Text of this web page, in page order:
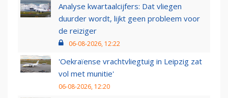
Analyse kwartaalcijfers: Dat vliegen
duurder wordt, lijkt geen probleem voor
de reiziger
06-08-2026, 12:22
'Oekraïense vrachtvliegtuig in Leipzig zat
vol met munitie'
06-08-2026, 12:20